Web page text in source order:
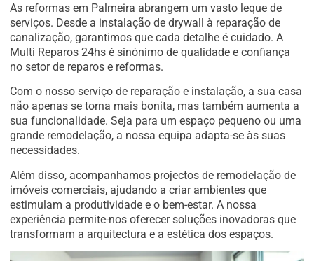
As reformas em Palmeira abrangem um vasto leque de
serviços. Desde a instalação de drywall à reparação de
canalização, garantimos que cada detalhe é cuidado. A
Multi Reparos 24hs é sinónimo de qualidade e confiança
no setor de reparos e reformas.
Com o nosso serviço de reparação e instalação, a sua casa
não apenas se torna mais bonita, mas também aumenta a
sua funcionalidade. Seja para um espaço pequeno ou uma
grande remodelação, a nossa equipa adapta-se às suas
necessidades.
Além disso, acompanhamos projectos de remodelação de
imóveis comerciais, ajudando a criar ambientes que
estimulam a produtividade e o bem-estar. A nossa
experiência permite-nos oferecer soluções inovadoras que
transformam a arquitectura e a estética dos espaços.